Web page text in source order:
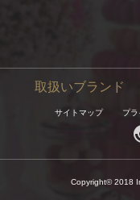
取扱いブランド
サイトマップ プ
Copyright© 2018